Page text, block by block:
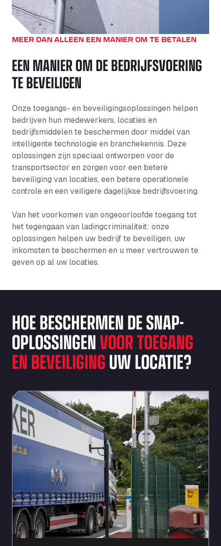
MEER DAN ALLEEN EEN MANIER OM TE BETALEN
EEN MANIER OM DE BEDRIJFSVOERING
TE BEVEILIGEN
Onze toegangs- en beveiligingsoplossingen helpen
bedrijven hun medewerkers, locaties en
bedrijfsmiddelen te beschermen door middel van
intelligente technologie en branchekennis. Deze
oplossingen zijn speciaal ontworpen voor de
transportsector en zorgen voor een betere
beveiliging van locaties, een betere operationele
controle en een veiligere dagelijkse bedrijfsvoering.
Van het voorkomen van ongeoorloofde toegang tot
het tegengaan van ladingcriminaliteit: onze
oplossingen helpen uw bedrijf te beveiligen, uw
inkomsten te beschermen en u meer vertrouwen te
geven op al uw locaties.
HOE BESCHERMEN DE SNAP-
OPLOSSINGENVOOR TOEGANG
EN BEVEILIGINGUW LOCATIE?